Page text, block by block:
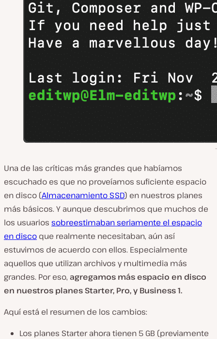
Una de las críticas más grandes que habíamos
escuchado es que no proveíamos suficiente espacio
en disco (Almacenamiento SSD) en nuestros planes
más básicos. Y aunque descubrimos que muchos de
los usuarios sobreestimaban seriamente el espacio
en disco que realmente necesitaban, aún así
estuvimos de acuerdo con ellos. Especialmente
aquellos que utilizan archivos y multimedia más
grandes. Por eso, agregamos más espacio en disco
en nuestros planes Starter, Pro, y Business 1.
Aquí está el resumen de los cambios:
Los planes Starter ahora tienen 5 GB (previamente